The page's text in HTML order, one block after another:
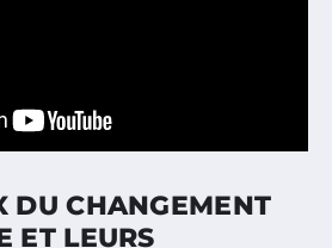
DU CHANGEMENT
ET LEURS